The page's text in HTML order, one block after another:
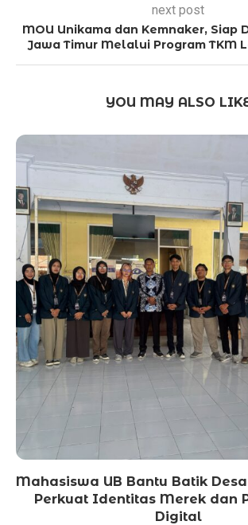
next post
MOU Unikama dan Kemnaker, Siap
Jawa Timur Melalui Program TKM
YOU MAY ALSO
Mahasiswa UB Bantu Batik
Perkuat Identitas Merek dan
Digital